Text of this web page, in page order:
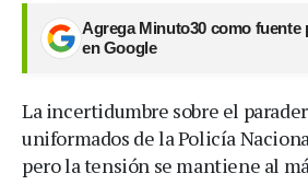
Agrega Minuto30 como fuente
en Google
La incertidumbre sobre el
uniformados de la Policía
pero la tensión se mantiene al